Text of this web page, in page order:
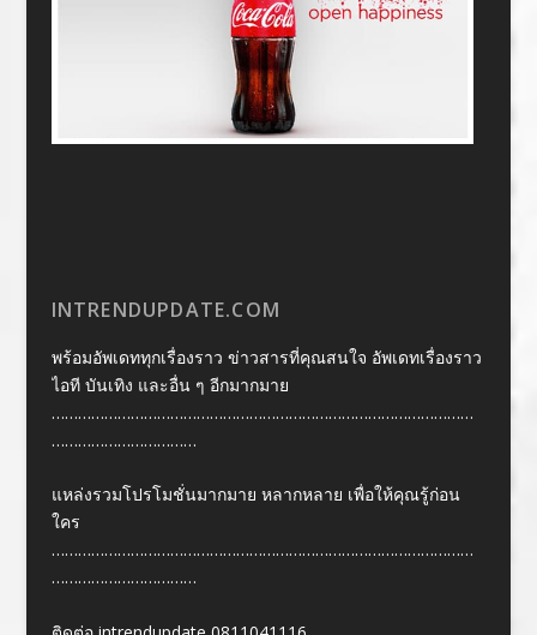
INTRENDUPDATE.COM
พร้อมอัพเดททุกเรื่องราว ข่าวสารที่คุณสนใจ อัพเดทเรื่องราว
ไอที บันเทิง และอื่น ๆ อีกมากมาย
……………………………………………………………………………………
……………………………
แหล่งรวมโปรโมชั่นมากมาย หลากหลาย เพื่อให้คุณรู้ก่อน
ใคร
……………………………………………………………………………………
……………………………